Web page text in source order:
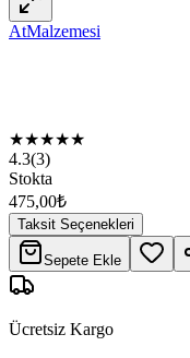
AtMalzemesi
★★★★★
4.3(3)
Stokta
475,00₺
Taksit Seçenekleri
Sepete Ekle
Ücretsiz Kargo